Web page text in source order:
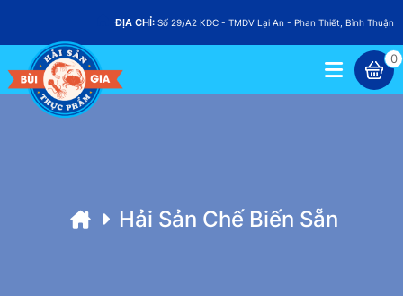
ĐỊA CHỈ: Số 29/A2 KDC - TMDV Lại An - Phan Thiết, Bình Thuận
0
Hải Sản Chế Biến Sẵn